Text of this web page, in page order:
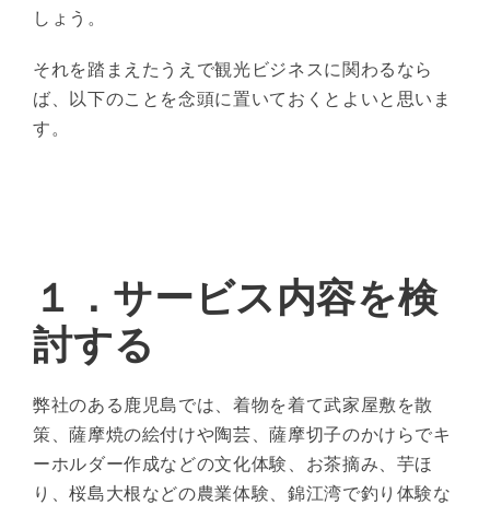
しょう。
それを踏まえたうえで観光ビジネスに関わるなら
ば、以下のことを念頭に置いておくとよいと思いま
す。
１． サービス内容を検
討する
弊社のある鹿児島では、着物を着て武家屋敷を散
策、薩摩焼の絵付けや陶芸、薩摩切子のかけらでキ
ーホルダー作成などの文化体験、お茶摘み、芋ほ
り、桜島大根などの農業体験、錦江湾で釣り体験な